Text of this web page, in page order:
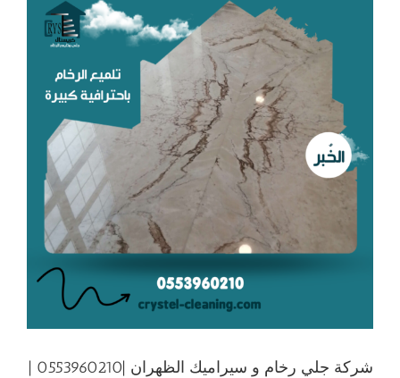
شركة جلي رخام و سيراميك الظهران |0553960210 |